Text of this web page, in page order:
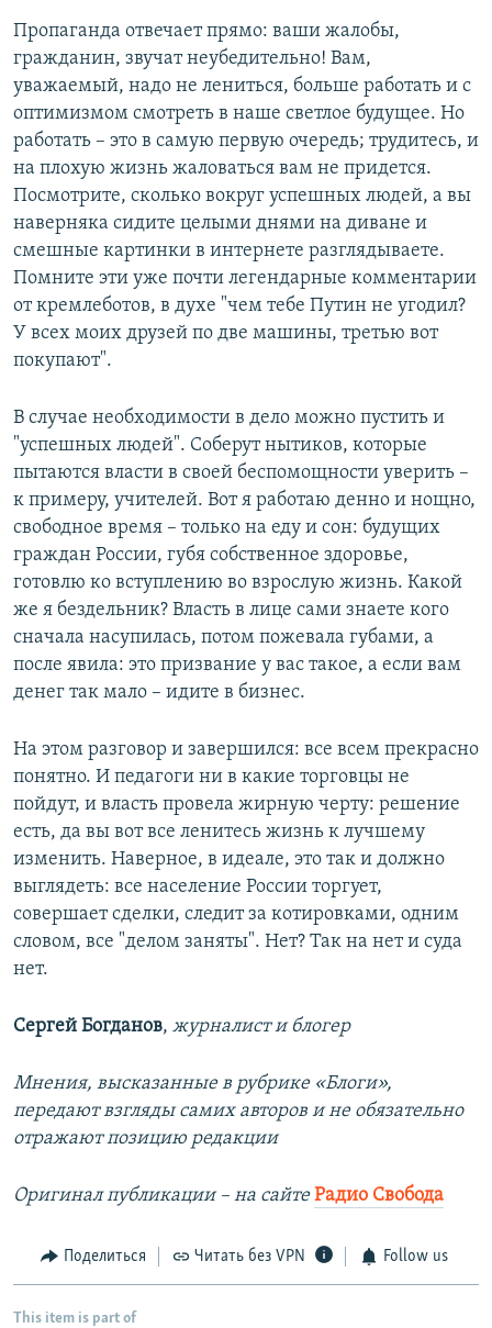
Пропаганда отвечает прямо: ваши жалобы,
гражданин, звучат неубедительно! Вам,
уважаемый, надо не лениться, больше работать и с
оптимизмом смотреть в наше светлое будущее. Но
работать – это в самую первую очередь; трудитесь, и
на плохую жизнь жаловаться вам не придется.
Посмотрите, сколько вокруг успешных людей, а вы
наверняка сидите целыми днями на диване и
смешные картинки в интернете разглядываете.
Помните эти уже почти легендарные комментарии
от кремлеботов, в духе "чем тебе Путин не угодил?
У всех моих друзей по две машины, третью вот
покупают".
В случае необходимости в дело можно пустить и
"успешных людей". Соберут нытиков, которые
пытаются власти в своей беспомощности уверить –
к примеру, учителей. Вот я работаю денно и нощно,
свободное время – только на еду и сон: будущих
граждан России, губя собственное здоровье,
готовлю ко вступлению во взрослую жизнь. Какой
же я бездельник? Власть в лице сами знаете кого
сначала насупилась, потом пожевала губами, а
после явила: это призвание у вас такое, а если вам
денег так мало – идите в бизнес.
На этом разговор и завершился: все всем прекрасно
понятно. И педагоги ни в какие торговцы не
пойдут, и власть провела жирную черту: решение
есть, да вы вот все ленитесь жизнь к лучшему
изменить. Наверное, в идеале, это так и должно
выглядеть: все население России торгует,
совершает сделки, следит за котировками, одним
словом, все "делом заняты". Нет? Так на нет и суда
нет.
Сергей Богданов, журналист и блогер
Мнения, высказанные в рубрике «Блоги»,
передают взгляды самих авторов и не обязательно
отражают позицию редакции
Оригинал публикации – на сайтеРадио Свобода
Поделиться Читать без VPN Follow us
This item is part of